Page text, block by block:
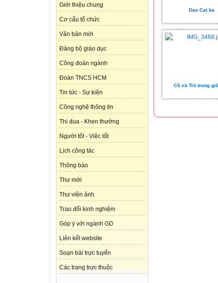
Giới thiệu chung
Cơ cấu tổ chức
Văn bản mới
Đảng bộ giáo dục
Công đoàn ngành
Đoàn TNCS HCM
Tin tức - Sự kiện
Công nghệ thông tin
Thi đua - Khen thưởng
Người tốt - Việc tốt
Lịch công tác
Thông báo
Thư mời
Thư viện ảnh
Trao đổi kinh nghiệm
Góp ý với ngành GD
Liên kết website
Soạn bài trực tuyến
Các trang trực thuộc
Dao Cat ba
Cô và Trò trong